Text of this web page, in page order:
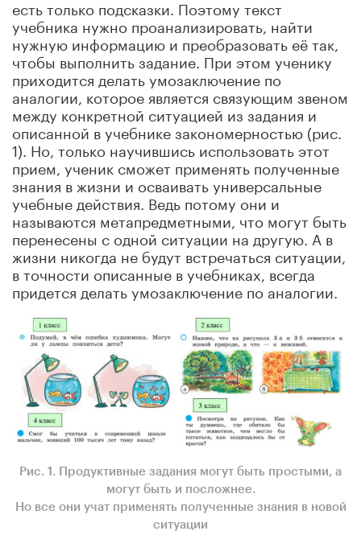
есть только подсказки. Поэтому текст
учебника нужно проанализировать, найти
нужную информацию и преобразовать её так,
чтобы выполнить задание. При этом ученику
приходится делать умозаключение по
аналогии, которое является связующим звеном
между конкретной ситуацией из задания и
описанной в учебнике закономерностью (рис.
1). Но, только научившись использовать этот
прием, ученик сможет применять полученные
знания в жизни и осваивать универсальные
учебные действия. Ведь потому они и
называются метапредметными, что могут быть
перенесены с одной ситуации на другую. А в
жизни никогда не будут встречаться ситуации,
в точности описанные в учебниках, всегда
придется делать умозаключение по аналогии.
Рис. 1. Продуктивные задания могут быть простыми, а
могут быть и посложнее.
Но все они учат применять полученные знания в новой
ситуации